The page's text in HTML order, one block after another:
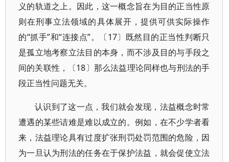
义的轨道之上。因此，这一概念旨在为目的正当性原
则在刑事立法领域的具体展开，提供可供实际操作
的“抓手”和“连接点”。〔17〕既然目的正当性判断只
是孤立地考察立法目的本身，而不涉及目的与手段之
间的关联性，〔18〕那么法益理论同样也与刑法的手
段正当性问题无关。
认识到了这一点，我们就会发现，法益概念时常
遭遇的某些诘难是难以成立的。例如，在不少学者看
来，法益理论具有过度扩张刑罚处罚范围的危险，因
为一旦认为刑法的任务在于保护法益，就会促使立法